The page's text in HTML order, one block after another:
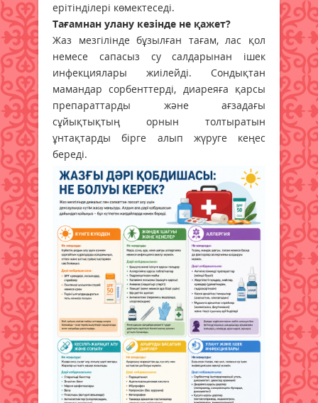
ерітінділері көмектеседі.
Тағамнан улану кезінде не қажет?
Жаз мезгілінде бұзылған тағам, лас қол
немесе сапасыз су салдарынан ішек
инфекциялары жиілейді. Сондықтан
мамандар сорбенттерді, диареяға қарсы
препараттарды және ағзадағы
сұйықтықтың орнын толтыратын
ұнтақтарды бірге алып жүруге кеңес
береді.